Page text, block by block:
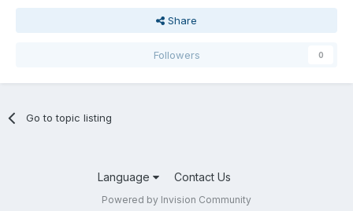
Share
Followers 0
Go to topic listing
Language Contact Us
Powered by Invision Community